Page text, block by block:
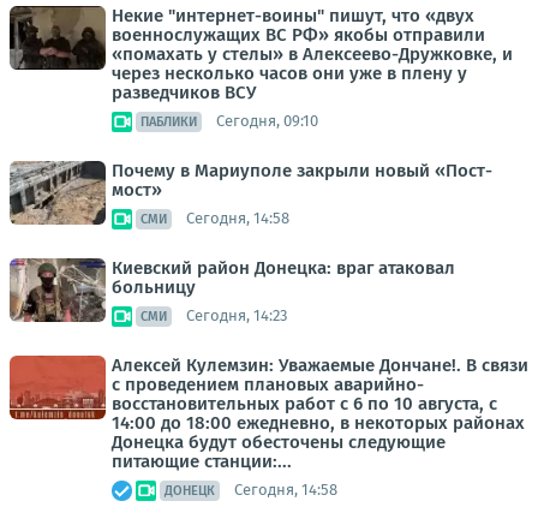
Некие "интернет-воины" пишут, что «двух
военнослужащих ВС РФ» якобы отправили
«помахать у стелы» в Алексеево-Дружковке, и
через несколько часов они уже в плену у
разведчиков ВСУ
ПАБЛИКИ Сегодня, 09:10
Почему в Мариуполе закрыли новый «Пост-
мост»
СМИ Сегодня, 14:58
Киевский район Донецка: враг атаковал
больницу
СМИ Сегодня, 14:23
Алексей Кулемзин: Уважаемые Дончане!. В связи
с проведением плановых аварийно-
восстановительных работ с 6 по 10 августа, с
14:00 до 18:00 ежедневно, в некоторых районах
Донецка будут обесточены следующие
питающие станции:...
ДОНЕЦК Сегодня, 14:58